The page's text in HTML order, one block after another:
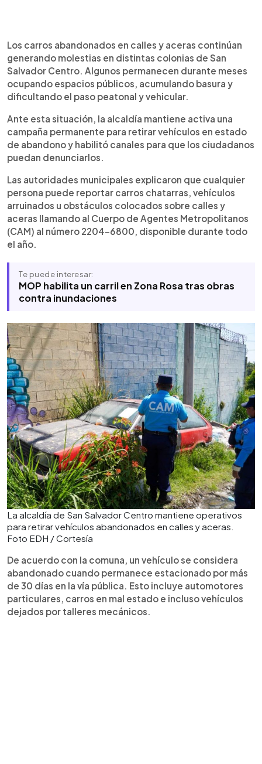
Escuchar artículo
La alcaldía de San Salvador Centro mantiene una
campaña permanente para retirar vehículos
abandonados en calles y aceras. Los ciudadanos
pueden denunciar carros chatarras u obstáculos
llamando al CAM al 2204-6800. Según la comuna,
un vehículo se considera abandonado cuando
permanece más de 30 días en la vía pública. Tras
la denuncia, el CAM inspecciona la zona y notifica
al propietario para que retire el automotor. Si no
cumple, la municipalidad puede removerlo con
además de costos por grúa y bodegaje. Solo en
2025 fueron retirados 216 vehículos
abandonados.
Los carros abandonados en calles y aceras continúan
generando molestias en distintas colonias de San
Salvador Centro. Algunos permanecen durante meses
ocupando espacios públicos, acumulando basura y
dificultando el paso peatonal y vehicular.
Ante esta situación, la alcaldía mantiene activa una
campaña permanente para retirar vehículos en estado
de abandono y habilitó canales para que los ciudadanos
puedan denunciarlos.
Las autoridades municipales explicaron que cualquier
persona puede reportar carros chatarras, vehículos
arruinados u obstáculos colocados sobre calles y
aceras llamando al Cuerpo de Agentes Metropolitanos
(CAM) al número 2204-6800, disponible durante todo
el año.
Te puede interesar:
MOP habilita un carril en Zona Rosa tras obras
contra inundaciones
La alcaldía de San Salvador Centro mantiene operativos
para retirar vehículos abandonados en calles y aceras.
Foto EDH / Cortesía
De acuerdo con la comuna, un vehículo se considera
abandonado cuando permanece estacionado por más
de 30 días en la vía pública. Esto incluye automotores
particulares, carros en mal estado e incluso vehículos
dejados por talleres mecánicos.